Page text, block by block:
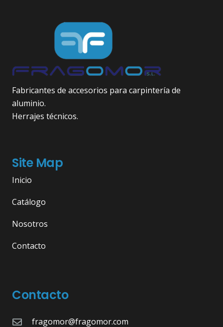
Fabricantes de accesorios para carpintería de
aluminio.
Herrajes técnicos.
Site Map
Inicio
Catálogo
Nosotros
Contacto
Contacto
fragomor@fragomor.com